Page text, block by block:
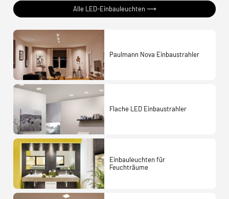
Alle LED-Einbauleuchten ⟶
Paulmann Nova Einbaustrahler
Flache LED Einbaustrahler
Einbauleuchten für
Feuchträume